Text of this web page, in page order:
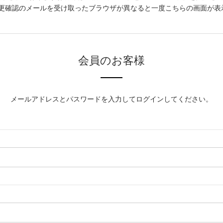
認のメールを受け取ったブラウザが異なると一度こちらの画面が表
会員のお客様
メールアドレスとパスワードを入力してログインしてください。